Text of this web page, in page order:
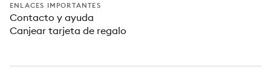
ENLACES IMPORTANTES
Contacto y ayuda
Canjear tarjeta de regalo